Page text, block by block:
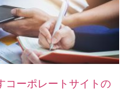
コーポレートサイトの